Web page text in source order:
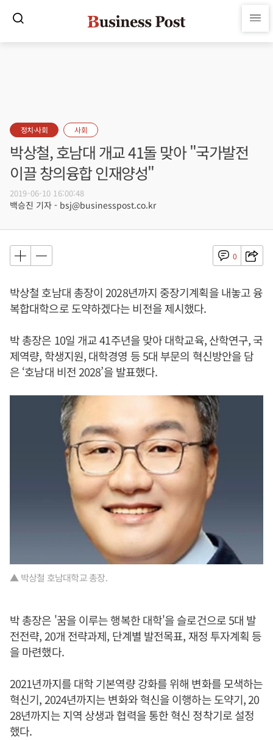
정치·사회 사회
박상철, 호남대 개교 41돌 맞아 "국가발전
이끌 창의융합 인재양성"
2019-06-10 16:00:48
백승진 기자 - bsj@businesspost.co.kr
0
박상철 호남대 총장이 2028년까지 중장기계획을 내놓고 융
복합대학으로 도약하겠다는 비전을 제시했다.
박 총장은 10일 개교 41주년을 맞아 대학교육, 산학연구, 국
제역량, 학생지원, 대학경영 등 5대 부문의 혁신방안을 담
은 ‘호남대 비전 2028’을 발표했다.
▲ 박상철 호남대학교 총장.
박 총장은 '꿈을 이루는 행복한 대학'을 슬로건으로 5대 발
전전략, 20개 전략과제, 단계별 발전목표, 재정 투자계획 등
을 마련했다.
2021년까지를 대학 기본역량 강화를 위해 변화를 모색하는
혁신기, 2024년까지는 변화와 혁신을 이행하는 도약기, 20
28년까지는 지역 상생과 협력을 통한 혁신 정착기로 설정
했다.